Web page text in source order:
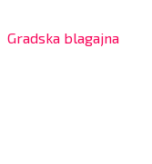
Gradska blagajna